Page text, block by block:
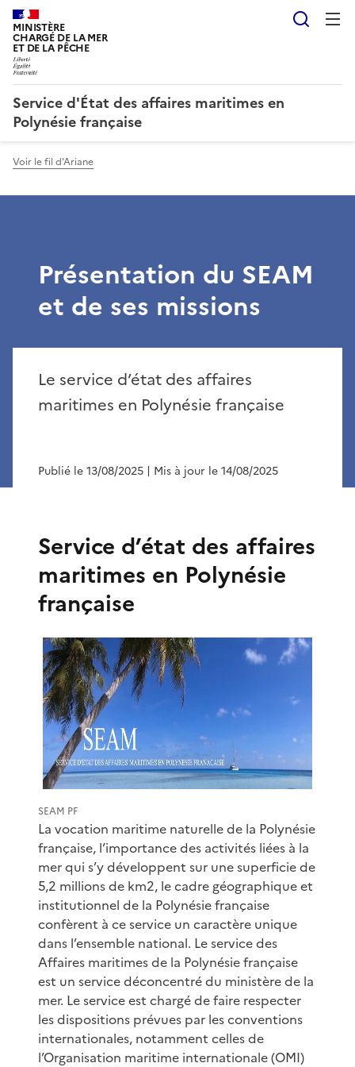
MINISTÈRE
CHARGÉ DE LA MER
ET DE LA PÊCHE
Service d'État des affaires maritimes en
Polynésie française
Voir le fil d'Ariane
Présentation du SEAM
et de ses missions
Le service d’état des affaires
maritimes en Polynésie française
Publié le 13/08/2025 | Mis à jour le 14/08/2025
Service d’état des affaires
maritimes en Polynésie
française
SEAM PF
La vocation maritime naturelle de la Polynésie
française, l’importance des activités liées à la
mer qui s’y développent sur une superficie de
5,2 millions de km2, le cadre géographique et
institutionnel de la Polynésie française
confèrent à ce service un caractère unique
dans l’ensemble national. Le service des
Affaires maritimes de la Polynésie française
est un service déconcentré du ministère de la
mer. Le service est chargé de faire respecter
les dispositions prévues par les conventions
internationales, notamment celles de
l’Organisation maritime internationale (OMI)